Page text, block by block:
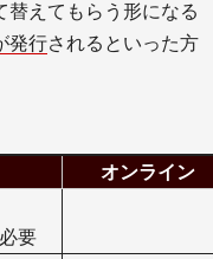
替えてもらう形になる
発行されるといった方
オンライン
要